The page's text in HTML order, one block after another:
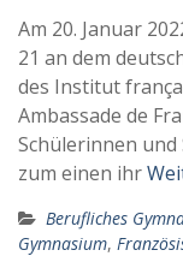
Am 20. Januar
21 an dem
des Institut
Ambassade de
Schülerinnen und
zum einen ihr
Berufliches
Gymnasium,